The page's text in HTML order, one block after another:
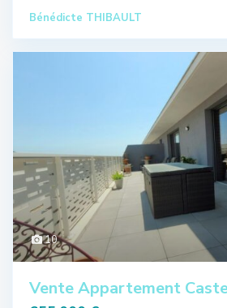
Bénédicte THIBAULT
10
Vente Appartement